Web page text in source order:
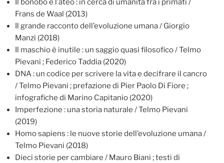
Il bonobo e l’ateo : in cerca di umanità fra i primati /
Frans de Waal (2013)
Il grande racconto dell’evoluzione umana / Giorgio
Manzi (2018)
Il maschio è inutile : un saggio quasi filosofico / Telmo
Pievani ; Federico Taddia (2020)
DNA : un codice per scrivere la vita e decifrare il cancro
/ Telmo Pievani ; prefazione di Pier Paolo Di Fiore ;
infografiche di Marino Capitanio (2020)
Imperfezione : una storia naturale / Telmo Pievani
(2019)
Homo sapiens : le nuove storie dell’evoluzione umana /
Telmo Pievani (2018)
Dieci storie per cambiare / Mauro Biani ; testi di